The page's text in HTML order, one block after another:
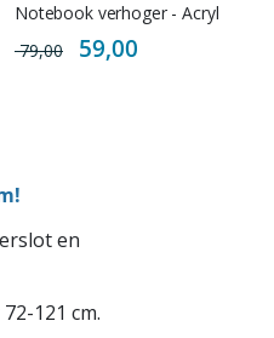
Notebook verhoger - Acryl
79,00
Special
Price
59,00
en
121 cm.